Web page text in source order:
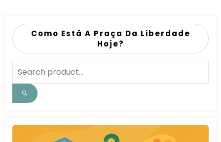
Como Está A Praça Da Liberdade
Hoje?